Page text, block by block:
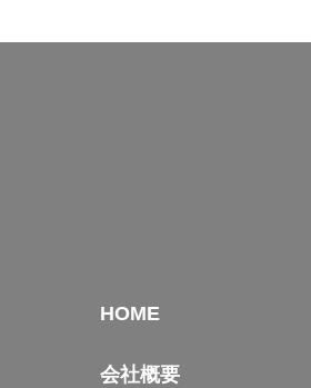
HOME
会社概要